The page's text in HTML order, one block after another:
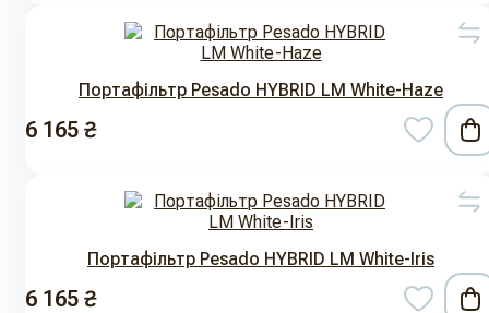
Портафільтр Pesado HYBRID LM White-Haze
6 165 ₴
Портафільтр Pesado HYBRID LM White-Iris
6 165 ₴